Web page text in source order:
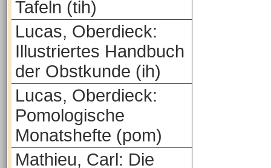
Tafeln (tih)
Lucas, Oberdieck:
Illustriertes Handbuch
der Obstkunde (ih)
Lucas, Oberdieck:
Pomologische
Monatshefte (pom)
Mathieu, Carl: Die